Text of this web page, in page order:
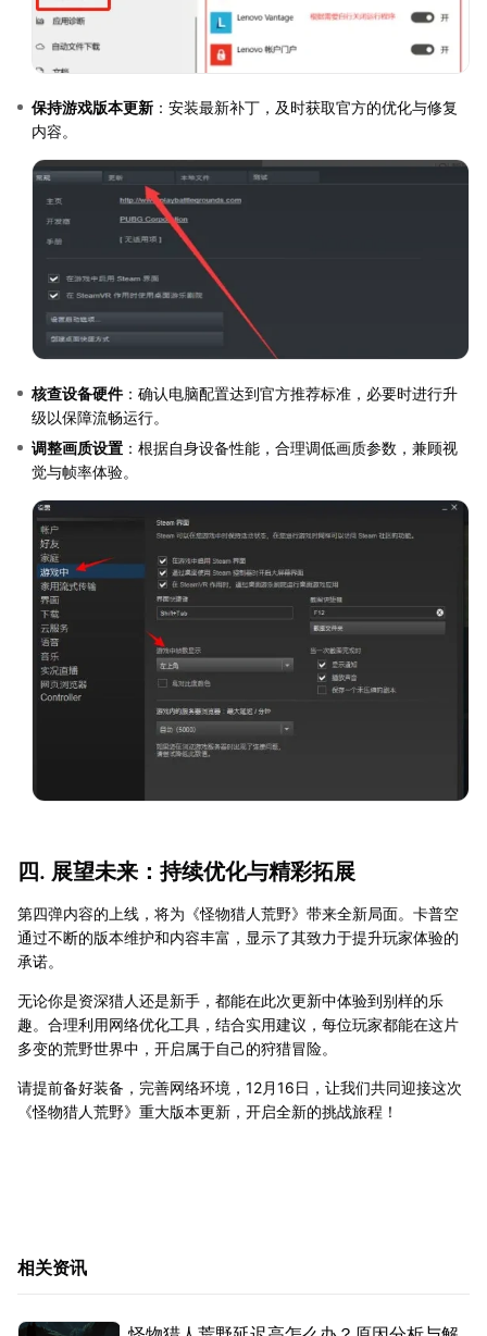
保持游戏版本更新 ：安装最新补丁，及时获取官方的优化与修复
内容。
核查设备硬件：确认电脑配置达到官方推荐标准，必要时进行升
级以保障流畅运行。
调整画质设置 ：根据自身设备性能，合理调低画质参数，兼顾视
觉与帧率体验。
四. 展望未来：持续优化与精彩拓展
第四弹内容的上线，将为《怪物猎人荒野》带来全新局面。卡普空
通过不断的版本维护和内容丰富，显示了其致力于提升玩家体验的
承诺。
无论你是资深猎人还是新手，都能在此次更新中体验到别样的乐
趣。合理利用网络优化工具，结合实用建议，每位玩家都能在这片
多变的荒野世界中，开启属于自己的狩猎冒险。
请提前备好装备，完善网络环境，12月16日，让我们共同迎接这次
《怪物猎人荒野》重大版本更新，开启全新的挑战旅程！
相关资讯